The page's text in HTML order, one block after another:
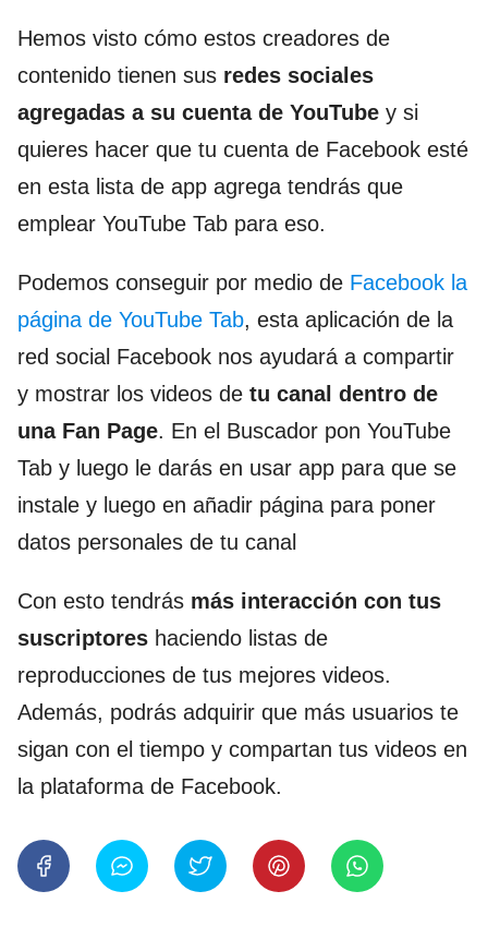
Hemos visto cómo estos creadores de
contenido tienen sus redes sociales
agregadas a su cuenta de YouTube y si
quieres hacer que tu cuenta de Facebook esté
en esta lista de app agrega tendrás que
emplear YouTube Tab para eso.
Podemos conseguir por medio de Facebook la
página de YouTube Tab, esta aplicación de la
red social Facebook nos ayudará a compartir
y mostrar los videos de tu canal dentro de
una Fan Page. En el Buscador pon YouTube
Tab y luego le darás en usar app para que se
instale y luego en añadir página para poner
datos personales de tu canal
Con esto tendrás más interacción con tus
suscriptores haciendo listas de
reproducciones de tus mejores videos.
Además, podrás adquirir que más usuarios te
sigan con el tiempo y compartan tus videos en
la plataforma de Facebook.